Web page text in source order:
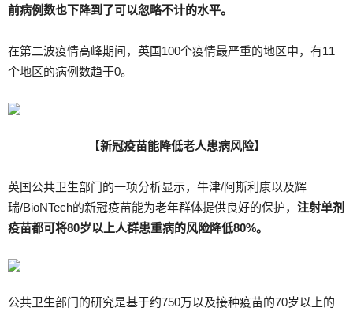
前病例数也下降到了可以忽略不计的水平。
在第二波疫情高峰期间，英国100个疫情最严重的地区中，有11
个地区的病例数趋于0。
【新冠疫苗能降低老人患病风险】
英国公共卫生部门的一项分析显示，牛津/阿斯利康以及辉
瑞/BioNTech的新冠疫苗能为老年群体提供良好的保护， 注射单剂
疫苗都可将80岁以上人群患重病的风险降低80%。
公共卫生部门的研究是基于约750万以及接种疫苗的70岁以上的